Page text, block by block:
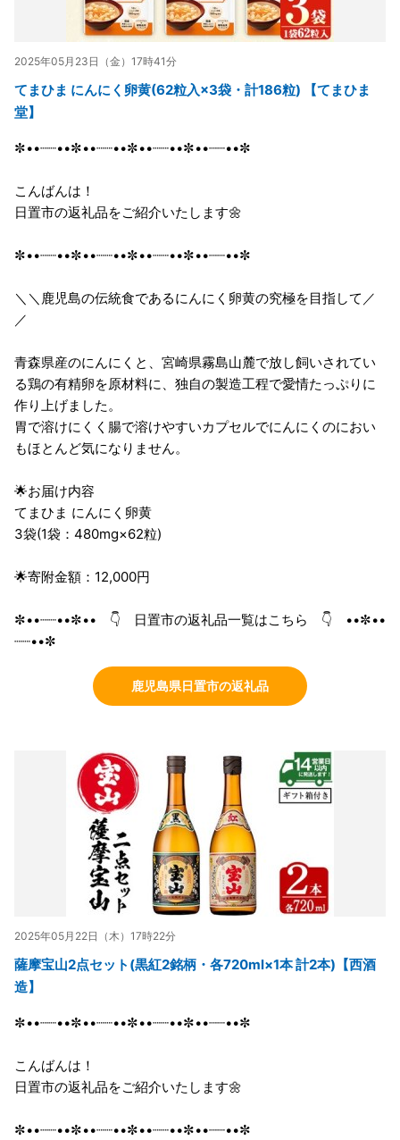
2025年05月23日（金）17時41分
てまひま にんにく卵黄(62粒入×3袋・計186粒) 【てまひま
堂】
✼••┈┈••✼••┈┈••✼••┈┈••✼••┈┈••✼
こんばんは！
日置市の返礼品をご紹介いたします🌼
✼••┈┈••✼••┈┈••✼••┈┈••✼••┈┈••✼
＼＼鹿児島の伝統食であるにんにく卵黄の究極を目指して／
／
青森県産のにんにくと、宮崎県霧島山麓で放し飼いされてい
る鶏の有精卵を原材料に、独自の製造工程で愛情たっぷりに
作り上げました。
胃で溶けにくく腸で溶けやすいカプセルでにんにくのにおい
もほとんど気になりません。
🌟お届け内容
てまひま にんにく卵黄
3袋(1袋：480mg×62粒)
🌟寄附金額：12,000円
✼••┈┈••✼•• 👇 日置市の返礼品一覧はこちら 👇 ••✼••
┈┈••✼
鹿児島県日置市の返礼品
2025年05月22日（木）17時22分
薩摩宝山2点セット(黒紅2銘柄・各720ml×1本 計2本)【西酒
造】
✼••┈┈••✼••┈┈••✼••┈┈••✼••┈┈••✼
こんばんは！
日置市の返礼品をご紹介いたします🌼
✼••┈┈••✼••┈┈••✼••┈┈••✼••┈┈••✼